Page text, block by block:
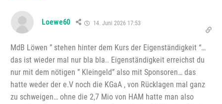
Loewe60 14. Juni 2026 17:53
MdB Löwen ” stehen hinter dem Kurs der Eigenständigkeit “…
das ist wieder mal nur bla bla.. Eigenständigkeit erreichst du
nur mit dem nötigen ” Kleingeld” also mit Sponsoren… das
hatte weder der e.V noch die KGaA , von Rücklagen mal ganz
zu schweigen… ohne die 2,7 Mio von HAM hatte man also